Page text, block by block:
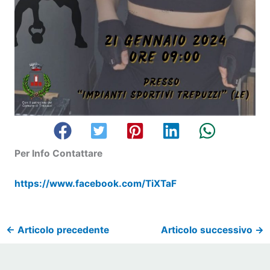
Per Info Contattare
https://www.facebook.com/TiXTaF
← Articolo precedente Articolo successivo →